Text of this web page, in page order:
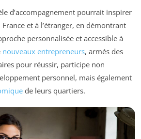
d’accompagnement pourrait inspirer
et à l’étranger, en démontrant
personnalisée et accessible à
nouveaux entrepreneurs, armés des
pour réussir, participe non
personnel, mais également
de leurs quartiers.